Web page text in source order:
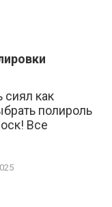
сиял как
полироль
Все